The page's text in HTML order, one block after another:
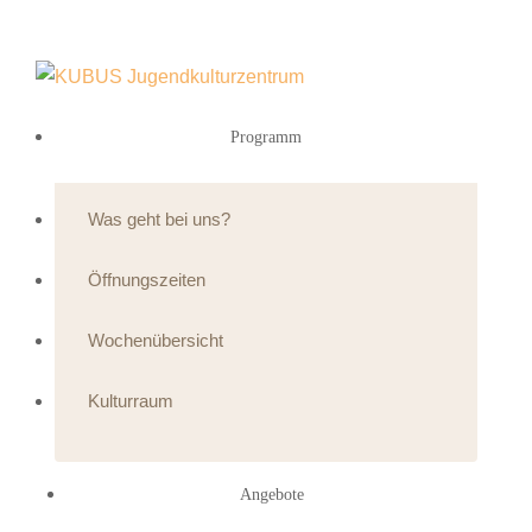
Programm
Was geht bei uns?
Öffnungszeiten
Wochenübersicht
Kulturraum
Angebote